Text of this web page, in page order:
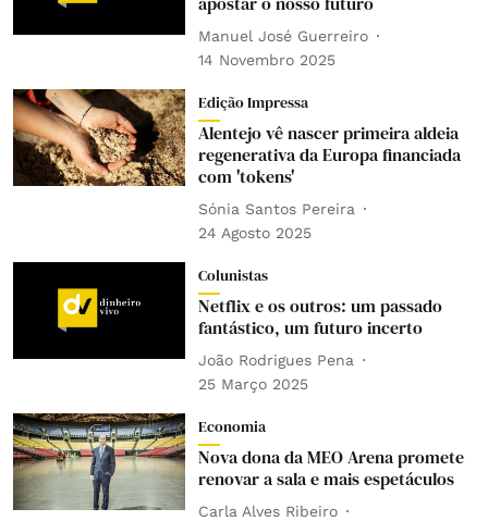
Manuel José Guerreiro
14 Novembro 2025
Edição Impressa
Alentejo vê nascer primeira aldeia
regenerativa da Europa financiada
com 'tokens'
Sónia Santos Pereira
24 Agosto 2025
Colunistas
Netflix e os outros: um passado
fantástico, um futuro incerto
João Rodrigues Pena
25 Março 2025
Economia
Nova dona da MEO Arena promete
renovar a sala e mais espetáculos
Carla Alves Ribeiro